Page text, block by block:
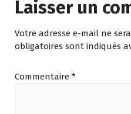
Laisser un
Votre adresse e-mail ne
obligatoires sont indiqués
Commentaire *